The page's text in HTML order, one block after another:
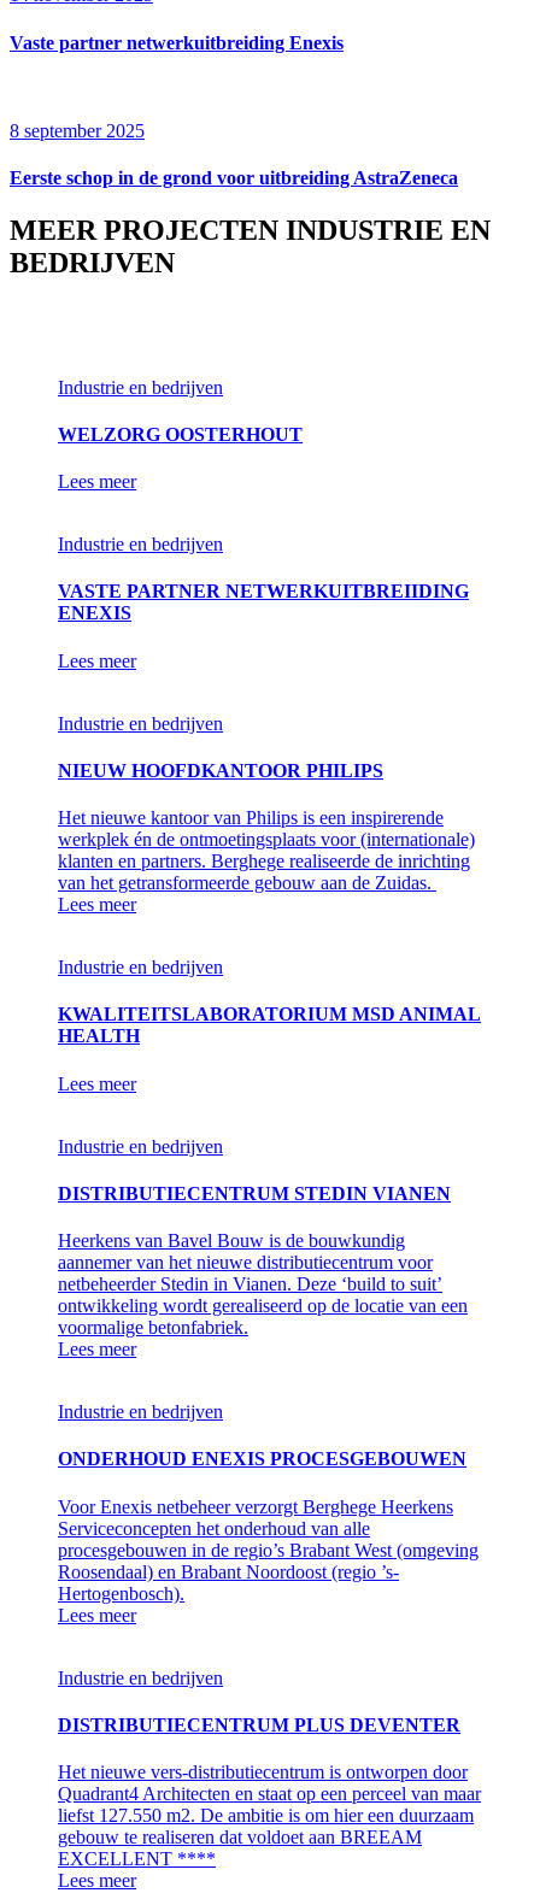
Vaste partner netwerkuitbreiding Enexis
8 september 2025
Eerste schop in de grond voor uitbreiding AstraZeneca
MEER PROJECTEN INDUSTRIE EN
BEDRIJVEN
Industrie en bedrijven
WELZORG OOSTERHOUT
Lees meer
Industrie en bedrijven
VASTE PARTNER NETWERKUITBREIIDING
ENEXIS
Lees meer
Industrie en bedrijven
NIEUW HOOFDKANTOOR PHILIPS
Het nieuwe kantoor van Philips is een inspirerende
werkplek én de ontmoetingsplaats voor (internationale)
klanten en partners. Berghege realiseerde de inrichting
van het getransformeerde gebouw aan de Zuidas.
Lees meer
Industrie en bedrijven
KWALITEITSLABORATORIUM MSD ANIMAL
HEALTH
Lees meer
Industrie en bedrijven
DISTRIBUTIECENTRUM STEDIN VIANEN
Heerkens van Bavel Bouw is de bouwkundig
aannemer van het nieuwe distributiecentrum voor
netbeheerder Stedin in Vianen. Deze ‘build to suit’
ontwikkeling wordt gerealiseerd op de locatie van een
voormalige betonfabriek.
Lees meer
Industrie en bedrijven
ONDERHOUD ENEXIS PROCESGEBOUWEN
Voor Enexis netbeheer verzorgt Berghege Heerkens
Serviceconcepten het onderhoud van alle
procesgebouwen in de regio’s Brabant West (omgeving
Roosendaal) en Brabant Noordoost (regio ’s-
Hertogenbosch).
Lees meer
Industrie en bedrijven
DISTRIBUTIECENTRUM PLUS DEVENTER
Het nieuwe vers-distributiecentrum is ontworpen door
Quadrant4 Architecten en staat op een perceel van maar
liefst 127.550 m2. De ambitie is om hier een duurzaam
gebouw te realiseren dat voldoet aan BREEAM
EXCELLENT ****
Lees meer